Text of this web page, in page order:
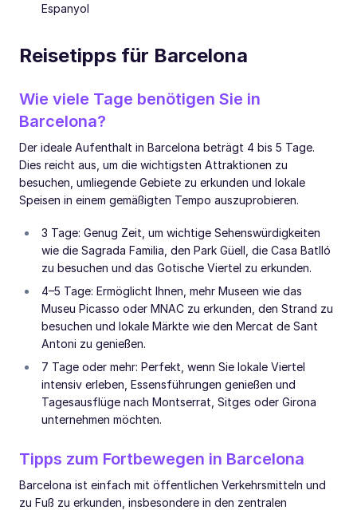
Espanyol
Reisetipps für Barcelona
Wie viele Tage benötigen Sie in
Barcelona?
Der ideale Aufenthalt in Barcelona beträgt 4 bis 5 Tage.
Dies reicht aus, um die wichtigsten Attraktionen zu
besuchen, umliegende Gebiete zu erkunden und lokale
Speisen in einem gemäßigten Tempo auszuprobieren.
3 Tage: Genug Zeit, um wichtige Sehenswürdigkeiten
wie die Sagrada Familia, den Park Güell, die Casa Batlló
zu besuchen und das Gotische Viertel zu erkunden.
4–5 Tage: Ermöglicht Ihnen, mehr Museen wie das
Museu Picasso oder MNAC zu erkunden, den Strand zu
besuchen und lokale Märkte wie den Mercat de Sant
Antoni zu genießen.
7 Tage oder mehr: Perfekt, wenn Sie lokale Viertel
intensiv erleben, Essensführungen genießen und
Tagesausflüge nach Montserrat, Sitges oder Girona
unternehmen möchten.
Tipps zum Fortbewegen in Barcelona
Barcelona ist einfach mit öffentlichen Verkehrsmitteln und
zu Fuß zu erkunden, insbesondere in den zentralen